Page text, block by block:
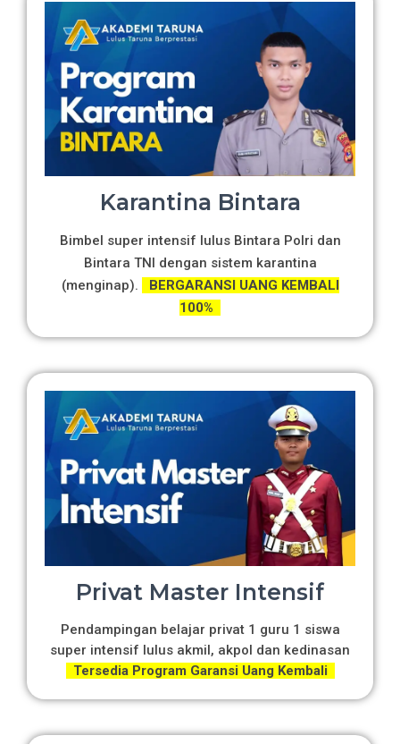
Karantina Bintara
Bimbel super intensif lulus Bintara Polri dan
Bintara TNI dengan sistem karantina
(menginap).
BERGARANSI UANG KEMBALI
100%
Privat Master Intensif
Pendampingan belajar privat 1 guru 1 siswa
super intensif lulus akmil, akpol dan kedinasan
Tersedia Program Garansi Uang Kembali